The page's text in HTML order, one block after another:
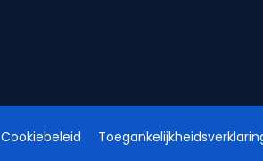
Cookiebeleid